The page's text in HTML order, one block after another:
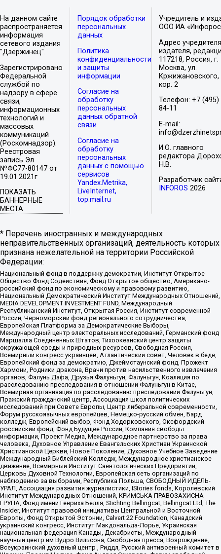
На данном сайте
распространяется
информация
сетевого издания
"Дзержинец".
Зарегистрировано
Федеральной
службой по
надзору в сфере
связи,
информационных
технологий и
массовых
коммуникаций
(Роскомнадзор).
Реестровая
запись Эл
№ФС77-80147 от
19.01.2021г
ПОКАЗАТЬ
БАННЕРНЫЕ
МЕСТА
Порядок обработки
персональных
данных
Политика
конфиденциальности
и защиты
информации
Согласие на
обработку
персональных
данных обратной
связи
Согласие на
обработку
персональных
данных с помощью
сервисов
Yandex.Metrika,
LiveInternet,
top.mail.ru
Учредитель и
ООО ИА
Адрес
издателя,
117218, Россия, г.
Москва, ул.
Кржижановского,
кор. 2
Телефон: +7 (495)
84-11
E-mail:
И.О. главного
редактора
Н.В.
Разработчик
INFOROS 2026
* Перечень иностранных и международных
неправительственных организаций, деятельность которых
признана нежелательной на территории Российской
Федерации:
Национальный фонд в поддержку демократии, Институт Открытое
Общество Фонд Содействия, Фонд Открытое общество, Американо-
российский фонд по экономическому и правовому развитию,
Национальный Демократический Институт Международных Отношений,
MEDIA DEVELOPMENT INVESTMENT FUND, Международный
Республиканский Институт, Открытая Россия, Институт современной
России, Черноморский фонд регионального сотрудничества,
Европейская Платформа за Демократические Выборы,
Международный центр электоральных исследований, Германский фонд
Маршалла Соединенных Штатов, Тихоокеанский центр защиты
окружающей среды и природных ресурсов, Свободная Россия,
Всемирный конгресс украинцев, Атлантический совет, Человек в беде,
Европейский фонд за демократию, Джеймстаунский фонд, Прожект
Хармони, Родники дракона, Врачи против насильственного извлечения
органов, Фалунь Дафа, Друзья Фалуньгун, Фалуньгун, Коалиция по
расследованию преследования в отношении Фалуньгун в Китае,
Всемирная организация по расследованию преследований Фалуньгун,
Пражский гражданский центр, Ассоциация школ политических
исследований при Совете Европы, Центр либеральной современности,
Форум русскоязычных европейцев, Немецко-русский обмен, Бард
колледж, Европейский выбор, Фонд Ходорковского, Оксфордский
российский фонд, Фонд Будущее России, Компания свободы
информации, Проект Медиа, Международное партнерство за права
человека, Духовное Управление Евангельских Христиан Украинской
Христианской Церкви, Новое Поколение, Духовное Учебное Заведение
Международный Библейский Колледж, Международное христианское
движение, Всемирный Институт Саентологических Предприятий,
Церковь Духовной Технологии, Европейская сеть организаций по
наблюдению за выборами, Республика Польша, СВОБОДНЫЙ ИДЕЛЬ-
УРАЛ, Ассоциация развития журналистики, IStories fonds, Королевский
Институт Международных Отношений, КРИМСЬКА ПРАВОЗАХИСНА
ГРУПА, Фонд имени Генриха Бёлля, Stichting Bellingcat, Bellingcat Ltd, The
Insider, Институт правовой инициативы Центральной и Восточной
Европы, Фонд Открытой Эстонии, Calvert 22 Foundation, Канадский
украинский конгресс, Институт Макдональда-Лорье, Украинская
национальная федерация Канады, Декабристы, Международный
научный центр им Вудро Вильсона, Свободная пресса, Возрождение,
Всеукраинский духовный центр , Риддл, Русский антивоенный комитет в